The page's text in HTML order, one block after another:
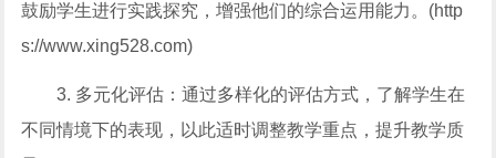
鼓励学生进行实践探究，增强他们的综合运用能力。(http
s://www.xing528.com)
3. 多元化评估：通过多样化的评估方式，了解学生在
不同情境下的表现，以此适时调整教学重点，提升教学质